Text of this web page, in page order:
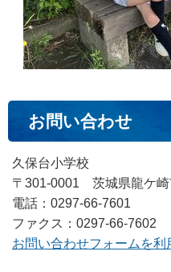
お問い合わせ
久保台小学校
〒301-0001 茨城県龍ケ崎
電話：0297-66-7601
ファクス：0297-66-7602
お問い合わせフォームを利